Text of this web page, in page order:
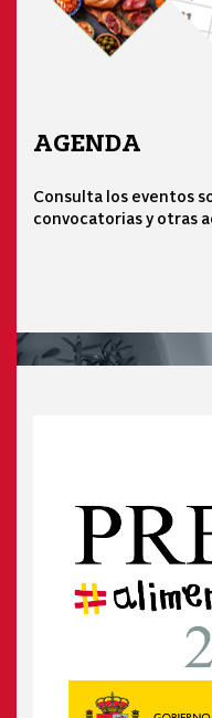
AGENDA
Consulta los eventos
convocatorias y otras